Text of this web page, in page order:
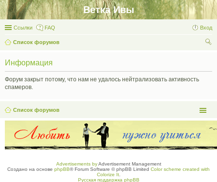
Ветка Ивы
Ссылки FAQ Вход
Список форумов
Информация
Форум закрыт потому, что нам не удалось нейтрализовать активность
спамеров.
Список форумов
Advertisements byAdvertisement Management
Создано на основе phpBB® Forum Software © phpBB Limited Color scheme created with
Colorize It.
Русская поддержка phpBB